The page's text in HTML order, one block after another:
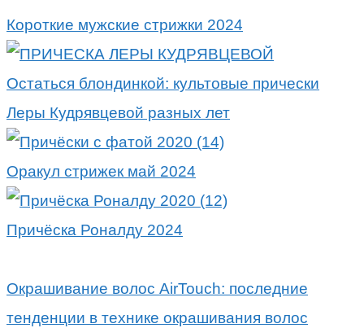
Короткие мужские стрижки 2024
Остаться блондинкой: культовые прически
Леры Кудрявцевой разных лет
Оракул стрижек май 2024
Причёска Роналду 2024
Окрашивание волос AirTouch: последние
тенденции в технике окрашивания волос